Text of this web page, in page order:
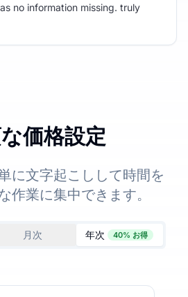
no information missing. truly
価格設定
に文字起こしして時間を
作業に集中できます。
月次 年次 40% お得